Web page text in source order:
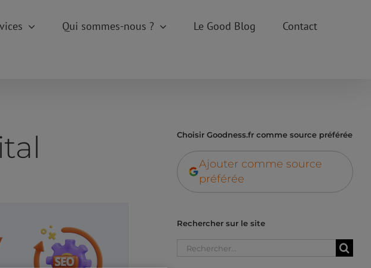
Qui sommes-nous ? Le Good Blog Contact
la longue
Choisir Goodness.fr comme source préférée
Ajouter comme source
préférée
Rechercher sur le site
Rechercher: